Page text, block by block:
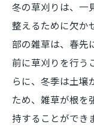
冬の草刈りは、一
整えるために欠か
部の雑草は、春先
前に草刈りを行う
らに、冬季は土壌
ため、雑草が根を
持することができ